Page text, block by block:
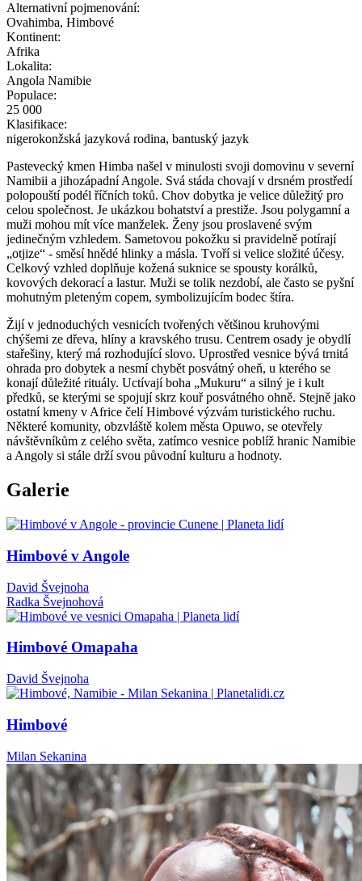
Alternativní pojmenování:
Ovahimba, Himbové
Kontinent:
Afrika
Lokalita:
Angola Namibie
Populace:
25 000
Klasifikace:
nigerokonžská jazyková rodina, bantuský jazyk
Pastevecký kmen Himba našel v minulosti svoji domovinu v severní
Namibii a jihozápadní Angole. Svá stáda chovají v drsném prostředí
polopouští podél říčních toků. Chov dobytka je velice důležitý pro
celou společnost. Je ukázkou bohatství a prestiže. Jsou polygamní a
muži mohou mít více manželek. Ženy jsou proslavené svým
jedinečným vzhledem. Sametovou pokožku si pravidelně potírají
„otjize“ - směsí hnědé hlinky a másla. Tvoří si velice složité účesy.
Celkový vzhled doplňuje kožená suknice se spousty korálků,
kovových dekorací a lastur. Muži se tolik nezdobí, ale často se pyšní
mohutným pleteným copem, symbolizujícím bodec štíra.
Žijí v jednoduchých vesnicích tvořených většinou kruhovými
chýšemi ze dřeva, hlíny a kravského trusu. Centrem osady je obydlí
stařešiny, který má rozhodující slovo. Uprostřed vesnice bývá trnitá
ohrada pro dobytek a nesmí chybět posvátný oheň, u kterého se
konají důležité rituály. Uctívají boha „Mukuru“ a silný je i kult
předků, se kterými se spojují skrz kouř posvátného ohně. Stejně jako
ostatní kmeny v Africe čelí Himbové výzvám turistického ruchu.
Některé komunity, obzvláště kolem města Opuwo, se otevřely
návštěvníkům z celého světa, zatímco vesnice poblíž hranic Namibie
a Angoly si stále drží svou původní kulturu a hodnoty.
Galerie
Himbové v Angole
David Švejnoha
Radka Švejnohová
Himbové Omapaha
David Švejnoha
Himbové
Milan Sekanina